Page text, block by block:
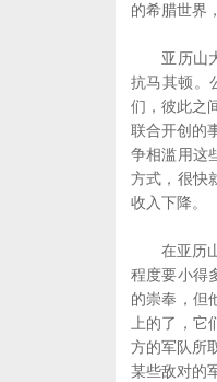
的希腊世界
亚历山大
抗马其顿。
们，彼此之
联合开创的
争相滥用这
方式，很快
收入下降。
在亚历山
程度要小得
的崇奉，但
上的了，
方的军队所
某些敌对的